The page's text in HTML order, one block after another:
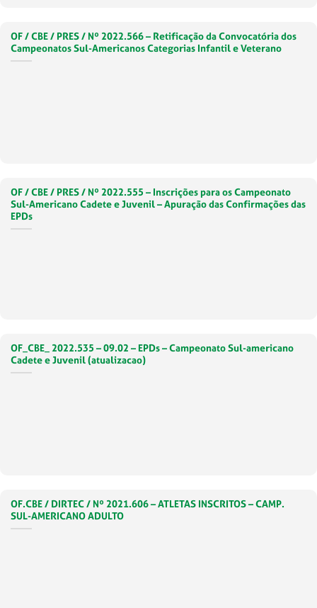
OF / CBE / PRES / Nº 2022.566 – Retificação da Convocatória dos
Campeonatos Sul-Americanos Categorias Infantil e Veterano
OF / CBE / PRES / Nº 2022.555 – Inscrições para os Campeonato
Sul-Americano Cadete e Juvenil – Apuração das Confirmações das
EPDs
OF_CBE_ 2022.535 – 09.02 – EPDs – Campeonato Sul-americano
Cadete e Juvenil (atualizacao)
OF.CBE / DIRTEC / Nº 2021.606 – ATLETAS INSCRITOS – CAMP.
SUL-AMERICANO ADULTO